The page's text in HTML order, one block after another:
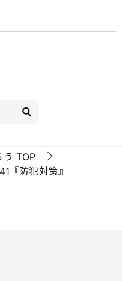
TOP
『防犯対策』